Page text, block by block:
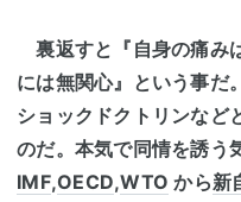
裏返すと『自身の痛み
には無関心』という事だ
ショックドクトリンなど
のだ。本気で同情を誘う
IMF,OECD,WTO から新